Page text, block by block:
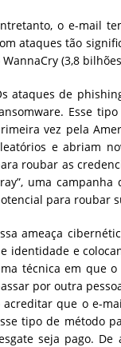
o e-mail
ataques tão
WannaCry (3,8
ataques de
Esse
vez pela
e abriam
roubar as
uma
para roubar
ameaça
identidade e
técnica em que
por outra
acreditar que o e-
tipo de método
seja pago. De